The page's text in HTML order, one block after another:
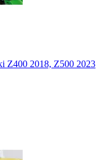
Z400 2018, Z500 2023